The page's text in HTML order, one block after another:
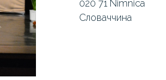
020 71 Nimnica
Словаччина